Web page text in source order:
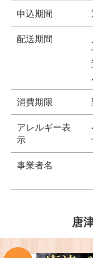
申込期間
配送期間
消費期限
アレルギー表
示
事業者名
唐